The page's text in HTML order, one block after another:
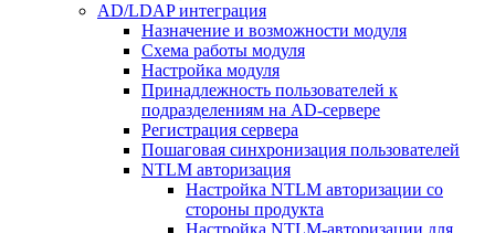
AD/LDAP интеграция
Назначение и возможности модуля
Схема работы модуля
Настройка модуля
Принадлежность пользователей к
подразделениям на AD-сервере
Регистрация сервера
Пошаговая синхронизация пользователей
NTLM авторизация
Настройка NTLM авторизации со
стороны продукта
Настройка NTLM-авторизации для